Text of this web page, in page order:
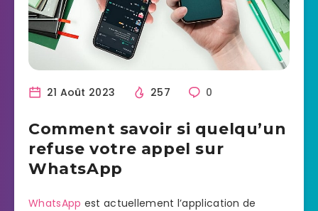
21 Août 2023 257 0
Comment savoir si quelqu’un
refuse votre appel sur
WhatsApp
WhatsApp est actuellement l’application de